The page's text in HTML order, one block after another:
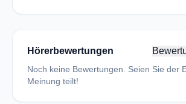
Hörerbewertungen
Noch keine Bewertungen. Seien Sie der
Meinung teilt!